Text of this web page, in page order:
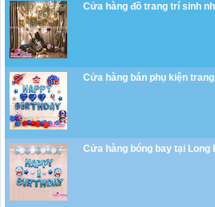
Cửa hàng đồ trang trí sinh
Cửa hàng bán phụ kiện
Cửa hàng bóng bay tại Long